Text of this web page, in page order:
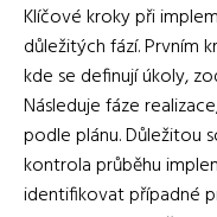
Klíčové kroky při
důležitých fází. Prvním
kde se definují úkoly,
Následuje fáze
podle plánu. Důležitou
kontrola průběhu
identifikovat případné